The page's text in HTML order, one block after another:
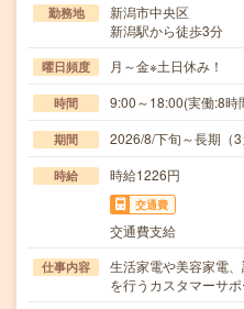
勤務地
新潟市中央区
新潟駅から徒歩3分
曜日頻度 月～金※土日休み！
時間 9:00～18:00(実働:8時
期間 2026/8/下旬～長期（
時給 時給1226円
交通費
交通費支給
仕事内容
生活家電や美容家電
を行うカスタマーサ